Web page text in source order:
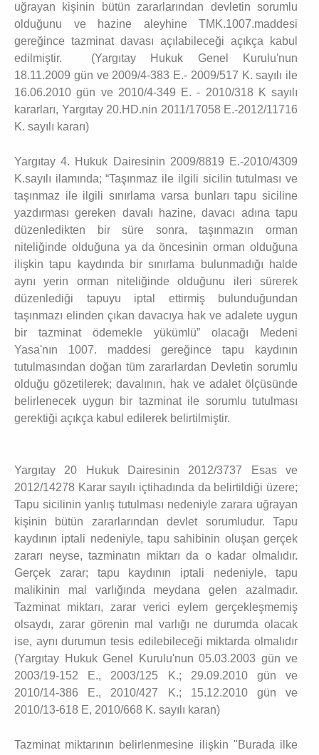
uğrayan kişinin bütün zararlarından devletin sorumlu
olduğunu ve hazine aleyhine TMK.1007.maddesi
gereğince tazminat davası açılabileceği açıkça kabul
edilmiştir. (Yargıtay Hukuk Genel Kurulu'nun
18.11.2009 gün ve 2009/4-383 E.- 2009/517 K. sayılı ile
16.06.2010 gün ve 2010/4-349 E. - 2010/318 K sayılı
kararları, Yargıtay 20.HD.nin 2011/17058 E.-2012/11716
K. sayılı kararı)
Yargıtay 4. Hukuk Dairesinin 2009/8819 E.-2010/4309
K.sayılı ilamında; “Taşınmaz ile ilgili sicilin tutulması ve
taşınmaz ile ilgili sınırlama varsa bunları tapu siciline
yazdırması gereken davalı hazine, davacı adına tapu
düzenledikten bir süre sonra, taşınmazın orman
niteliğinde olduğuna ya da öncesinin orman olduğuna
ilişkin tapu kaydında bir sınırlama bulunmadığı halde
aynı yerin orman niteliğinde olduğunu ileri sürerek
düzenlediği tapuyu iptal ettirmiş bulunduğundan
taşınmazı elinden çıkan davacıya hak ve adalete uygun
bir tazminat ödemekle yükümlü” olacağı Medeni
Yasa'nın 1007. maddesi gereğince tapu kaydının
tutulmasından doğan tüm zararlardan Devletin sorumlu
olduğu gözetilerek; davalının, hak ve adalet ölçüsünde
belirlenecek uygun bir tazminat ile sorumlu tutulması
gerektiği açıkça kabul edilerek belirtilmiştir.
Yargıtay 20 Hukuk Dairesinin 2012/3737 Esas ve
2012/14278 Karar sayılı içtihadında da belirtildiği üzere;
Tapu sicilinin yanlış tutulması nedeniyle zarara uğrayan
kişinin bütün zararlarından devlet sorumludur. Tapu
kaydının iptali nedeniyle, tapu sahibinin oluşan gerçek
zararı neyse, tazminatın miktarı da o kadar olmalıdır.
Gerçek zarar; tapu kaydının iptali nedeniyle, tapu
malikinin mal varlığında meydana gelen azalmadır.
Tazminat miktarı, zarar verici eylem gerçekleşmemiş
olsaydı, zarar görenin mal varlığı ne durumda olacak
ise, aynı durumun tesis edilebileceği miktarda olmalıdır
(Yargıtay Hukuk Genel Kurulu'nun 05.03.2003 gün ve
2003/19-152 E., 2003/125 K.; 29.09.2010 gün ve
2010/14-386 E., 2010/427 K.; 15.12.2010 gün ve
2010/13-618 E, 2010/668 K. sayılı karan)
Tazminat miktarının belirlenmesine ilişkin "Burada ilke